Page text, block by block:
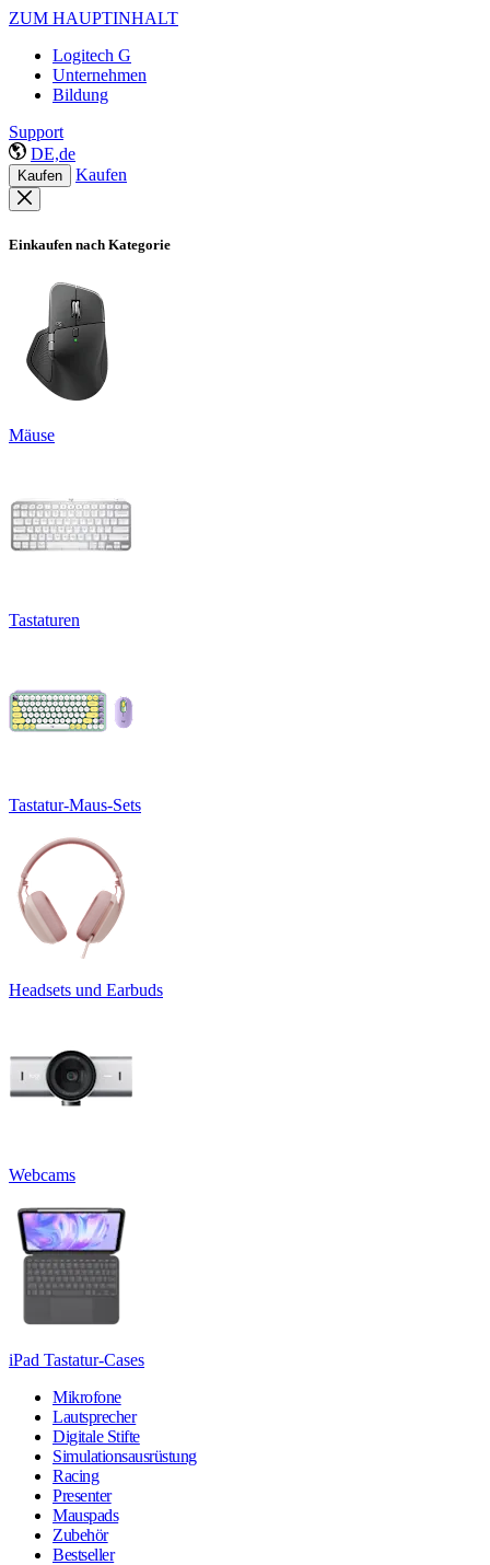
ZUM HAUPTINHALT
Logitech G
Unternehmen
Bildung
Support
DE,de
Kaufen Kaufen
Einkaufen nach Kategorie
Mäuse
Tastaturen
Tastatur-Maus-Sets
Headsets und Earbuds
Webcams
iPad Tastatur-Cases
Mikrofone
Lautsprecher
Digitale Stifte
Simulationsausrüstung
Racing
Presenter
Mauspads
Zubehör
Bestseller